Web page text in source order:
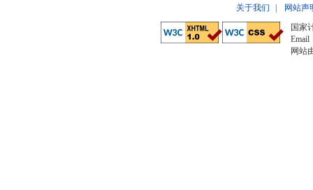
关于我们
网站声
国家
Email
网站